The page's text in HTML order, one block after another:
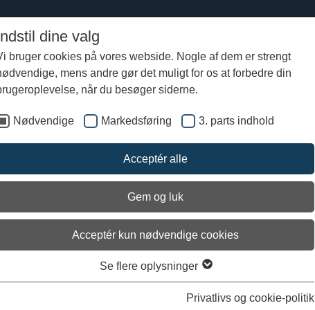
dine valg
bruger cookies på vores webside. Nogle af dem er strengt
mens andre gør det muligt for os at forbedre din
når du besøger siderne.
Nødvendige Markedsføring 3. parts indhold
Acceptér alle
Gem og luk
Acceptér kun nødvendige cookies
Se flere oplysninger
Privatlivs og cookie-politik
Vikingeskibsmuseet
Hage. Tilsyn oktober 2023